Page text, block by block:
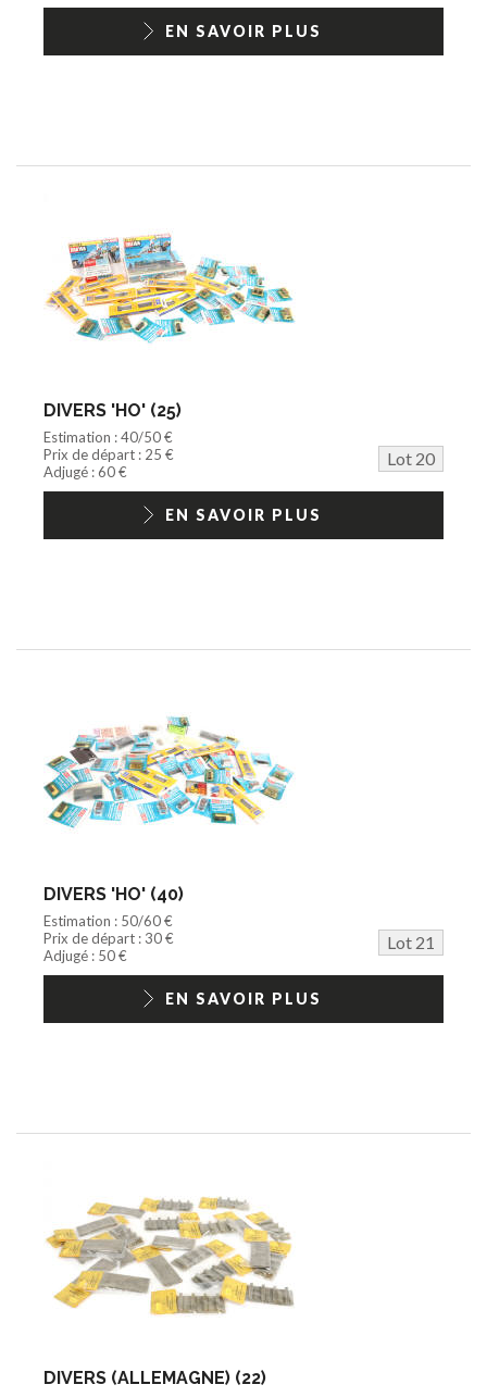
EN SAVOIR PLUS
DIVERS 'HO' (25)
Estimation : 40/50 €
Prix de départ : 25 €
Lot 20
Adjugé : 60 €
EN SAVOIR PLUS
DIVERS 'HO' (40)
Estimation : 50/60 €
Prix de départ : 30 €
Lot 21
Adjugé : 50 €
EN SAVOIR PLUS
DIVERS (ALLEMAGNE) (22)